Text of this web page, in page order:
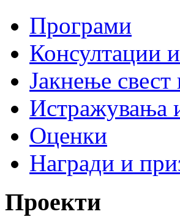
Програми
Консултации
Јакнење
Истражувања
Оценки
Награди и
Проекти